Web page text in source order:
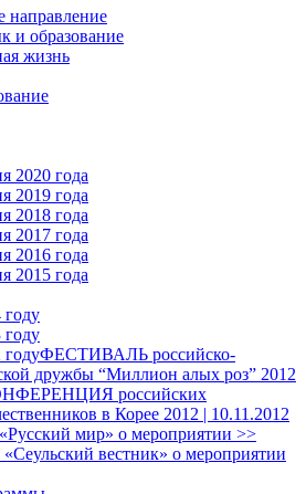
направление
и образование
жизнь
2020 года
2019 года
2018 годa
2017 года
2016 года
2015 года
году
году
годуФЕСТИВАЛЬ российско-
дружбы “Миллион алых роз” 2012
российских
в Корее 2012 | 10.11.2012
мир» о мероприятии >>
«Сеульский вестник» о мероприятии